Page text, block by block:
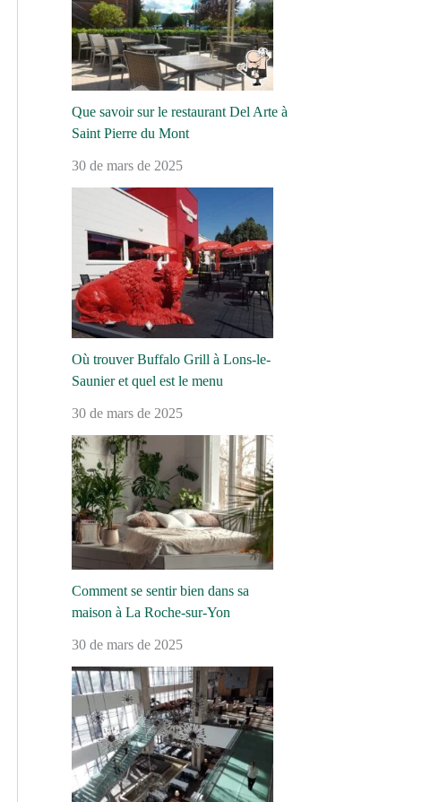
Que savoir sur le restaurant Del Arte à
Saint Pierre du Mont
30 de mars de 2025
Où trouver Buffalo Grill à Lons-le-
Saunier et quel est le menu
30 de mars de 2025
Comment se sentir bien dans sa
maison à La Roche-sur-Yon
30 de mars de 2025